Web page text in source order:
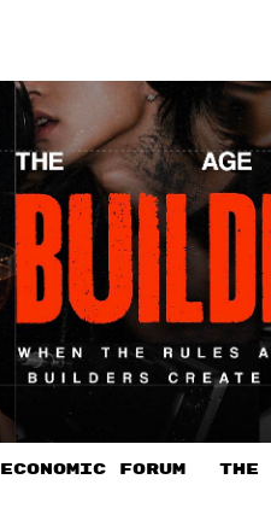
ECONOMIC FORUM THE